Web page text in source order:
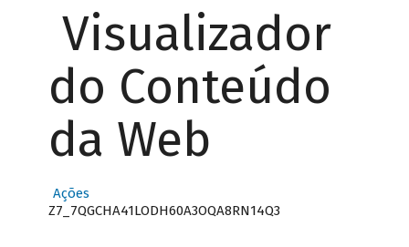
Visualizador
do Conteúdo
da Web
Ações
Z7_7QGCHA41LODH60A3OQA8RN14Q3